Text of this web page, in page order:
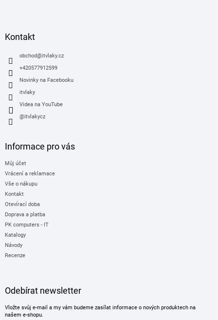
Kontakt
obchod@itvlaky.cz
+420577912599
Novinky na Facebooku
itvlaky
Videa na YouTube
@itvlakycz
Informace pro vás
Můj účet
Vrácení a reklamace
Vše o nákupu
Kontakt
Otevírací doba
Doprava a platba
PK computers - IT
Katalogy
Návody
Recenze
Odebírat newsletter
Vložte svůj e-mail a my vám budeme zasílat informace o nových produktech na
našem e-shopu.